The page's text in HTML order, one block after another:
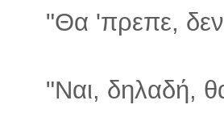
"Θα 'πρεπε, δεν
"Ναι, δηλαδή,